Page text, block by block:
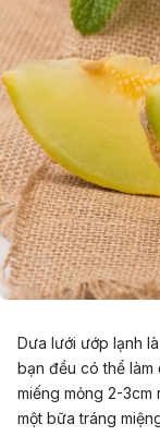
Dưa lưới ướp lạnh
bạn đều có thể làm
miếng mỏng 2-3cm
một bữa tráng